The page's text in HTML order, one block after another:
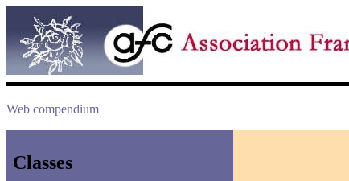
Web compendium
Classes